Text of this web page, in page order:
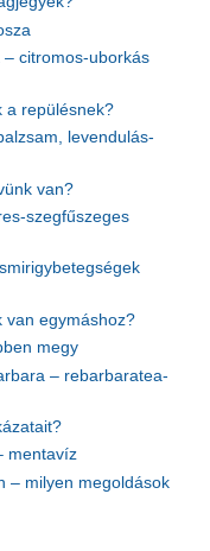
citromos-uborkás
a repülésnek?
levendulás-
van?
szegfűszeges
van egymáshoz?
megy
– rebarbaratea-
mentavíz
– milyen megoldások